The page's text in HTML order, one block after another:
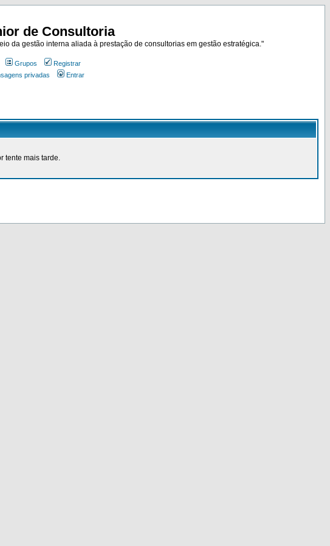
de Consultoria
da gestão interna aliada à prestação de consultorias em gestão estratégica."
Grupos
Registrar
privadas Entrar
tente mais tarde.